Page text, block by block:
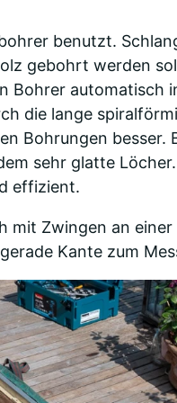
benutzt.
gebohrt werden
Bohrer automatisch
die lange
Bohrungen besser.
sehr glatte
effizient.
mit Zwingen an
Kante zum